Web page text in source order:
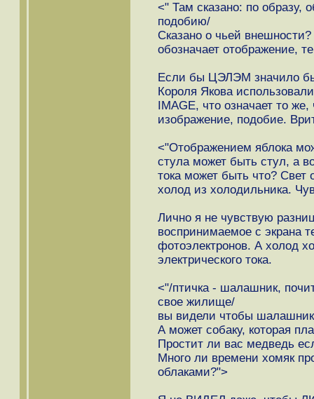
<" Там сказано: по образу,
подобию/
Сказано о чьей
обозначает отображение,
Если бы ЦЭЛЭМ значило
Короля Якова
IMAGE, что означает то
изображение, подобие.
<"Отображением яблока
стула может быть стул, а
тока может быть что? Свет
холод из холодильника.
Лично я не чувствую
воспринимаемое с экрана
фотоэлектронов. А холод
электрического тока.
<"/птичка - шалашник,
свое жилище/
вы видели чтобы
А может собаку, которая
Простит ли вас медведь
Много ли времени хомяк
облаками?">